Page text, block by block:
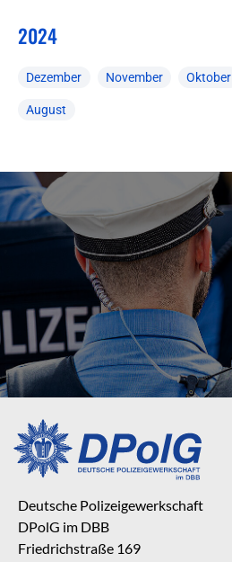
2024
Dezember November Oktober
August
Deutsche Polizeigewerkschaft
DPolG im DBB
Friedrichstraße 169